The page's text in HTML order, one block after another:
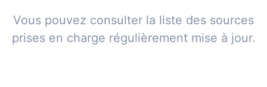
Vous pouvez consulter la liste des sources
prises en charge régulièrement mise à jour.